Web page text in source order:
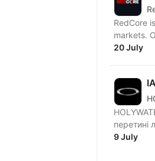
RedCore
markets.
20 July
перетині
9 July